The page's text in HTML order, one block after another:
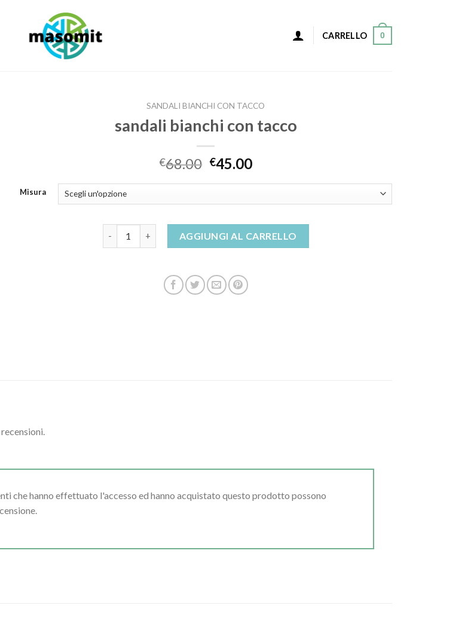
CARRELLO 0
SANDALI BIANCHI CON TACCO
sandali bianchi con tacco
€68.00 €45.00
Misura
AGGIUNGI AL CARRELLO
che hanno effettuato l'accesso ed hanno acquistato questo prodotto possono